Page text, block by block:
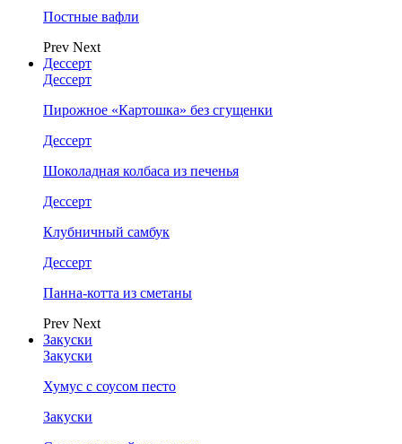
Постные вафли
Prev Next
Дессерт
Дессерт
Пирожное «Картошка» без сгущенки
Дессерт
Шоколадная колбаса из печенья
Дессерт
Клубничный самбук
Дессерт
Панна-котта из сметаны
Prev Next
Закуски
Закуски
Хумус с соусом песто
Закуски